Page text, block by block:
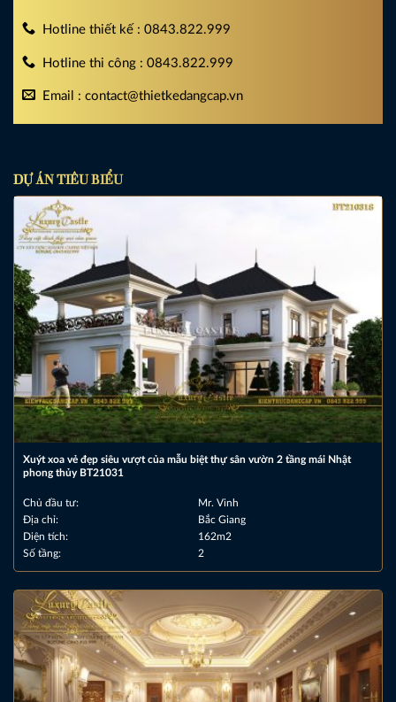
Hotline thiết kế : 0843.822.999
Hotline thi công : 0843.822.999
Email : contact@thietkedangcap.vn
DỰ ÁN TIÊU BIỂU
Xuýt xoa vẻ đẹp siêu vượt của mẫu biệt thự sân vườn 2 tầng mái Nhật
phong thủy BT21031
Chủ đầu tư:
Mr. Vinh
Địa chỉ:
Bắc Giang
Diện tích:
162m2
Số tầng:
2